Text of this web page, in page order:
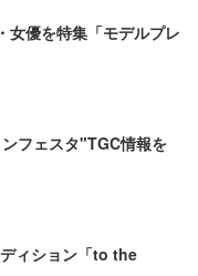
女優を特集「モデルプレ
フェスタ"TGC情報を
ィション「to the